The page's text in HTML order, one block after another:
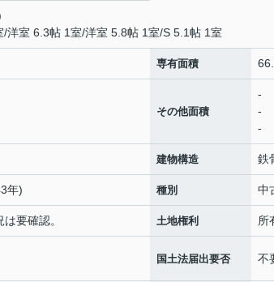
/洋室 6.3帖 1室/洋室 5.8帖 1室/S 5.1帖 1室
専有面積
その他面積
-
-
-
建物構造 鉄
年) 種別 中
要確認。 土地権利 所
国土法届出要否 不